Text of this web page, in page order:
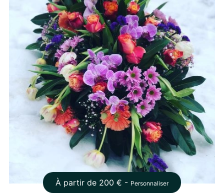
À partir de 200 € - Personnaliser